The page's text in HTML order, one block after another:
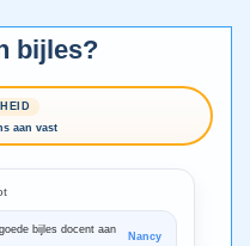
bijles?
aan vast
bijles docent aan
Nancy